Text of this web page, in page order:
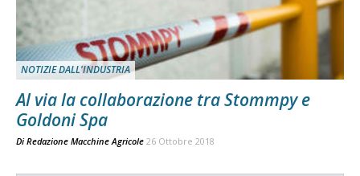
NOTIZIE DALL'INDUSTRIA
Al via la collaborazione tra Stommpy e
Goldoni Spa
Di Redazione Macchine Agricole 26 Ottobre 2018